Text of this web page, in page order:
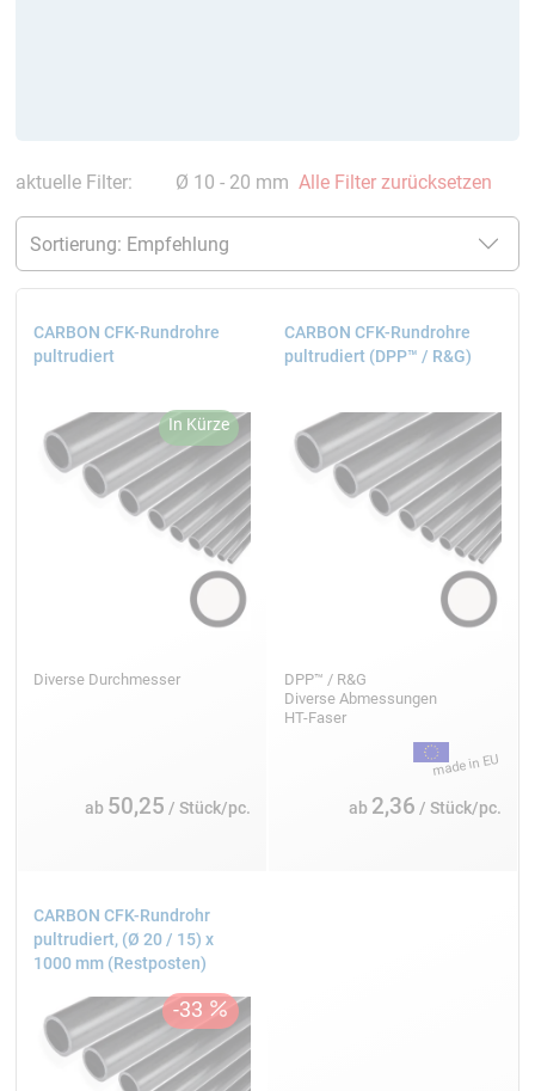
aktuelle Filter: Ø 10 - 20 mm Alle Filter zurücksetzen
CARBON CFK-Rundrohre
pultrudiert
Diverse Durchmesser
ab 50,25 / Stück/pc.
CARBON CFK-Rundrohre
pultrudiert (DPP™ / R&G)
DPP™ / R&G
Diverse Abmessungen
HT-Faser
ab 2,36 / Stück/pc.
CARBON CFK-Rundrohr
pultrudiert, (Ø 20 / 15) x
1000 mm (Restposten)